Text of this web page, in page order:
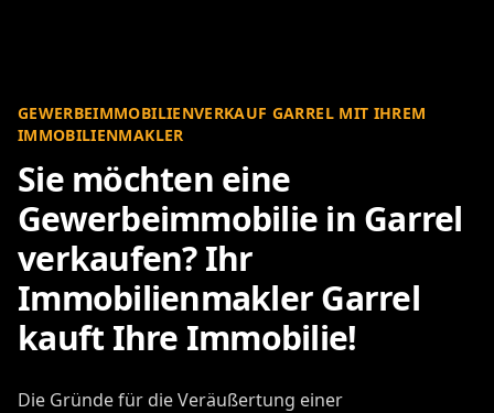
GEWERBEIMMOBILIENVERKAUF GARREL MIT IHREM
IMMOBILIENMAKLER
Sie möchten eine
Gewerbeimmobilie in Garrel
verkaufen? Ihr
Immobilienmakler Garrel
kauft Ihre Immobilie!
Die Gründe für die Veräußertung einer